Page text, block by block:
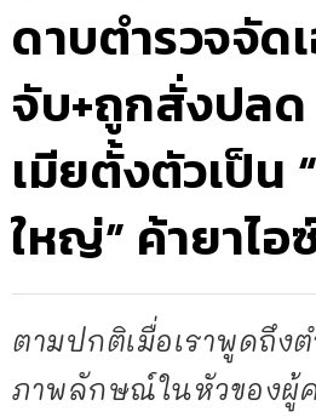
ดาบตำรวจจัด
จับ+ถูกสั่งปล
เมียตั้งตัวเป็น
ใหญ่” ค้ายาไอ
ตามปกติเมื่อเราพูดถึง
ภาพลักษณ์ในหัวของผู้